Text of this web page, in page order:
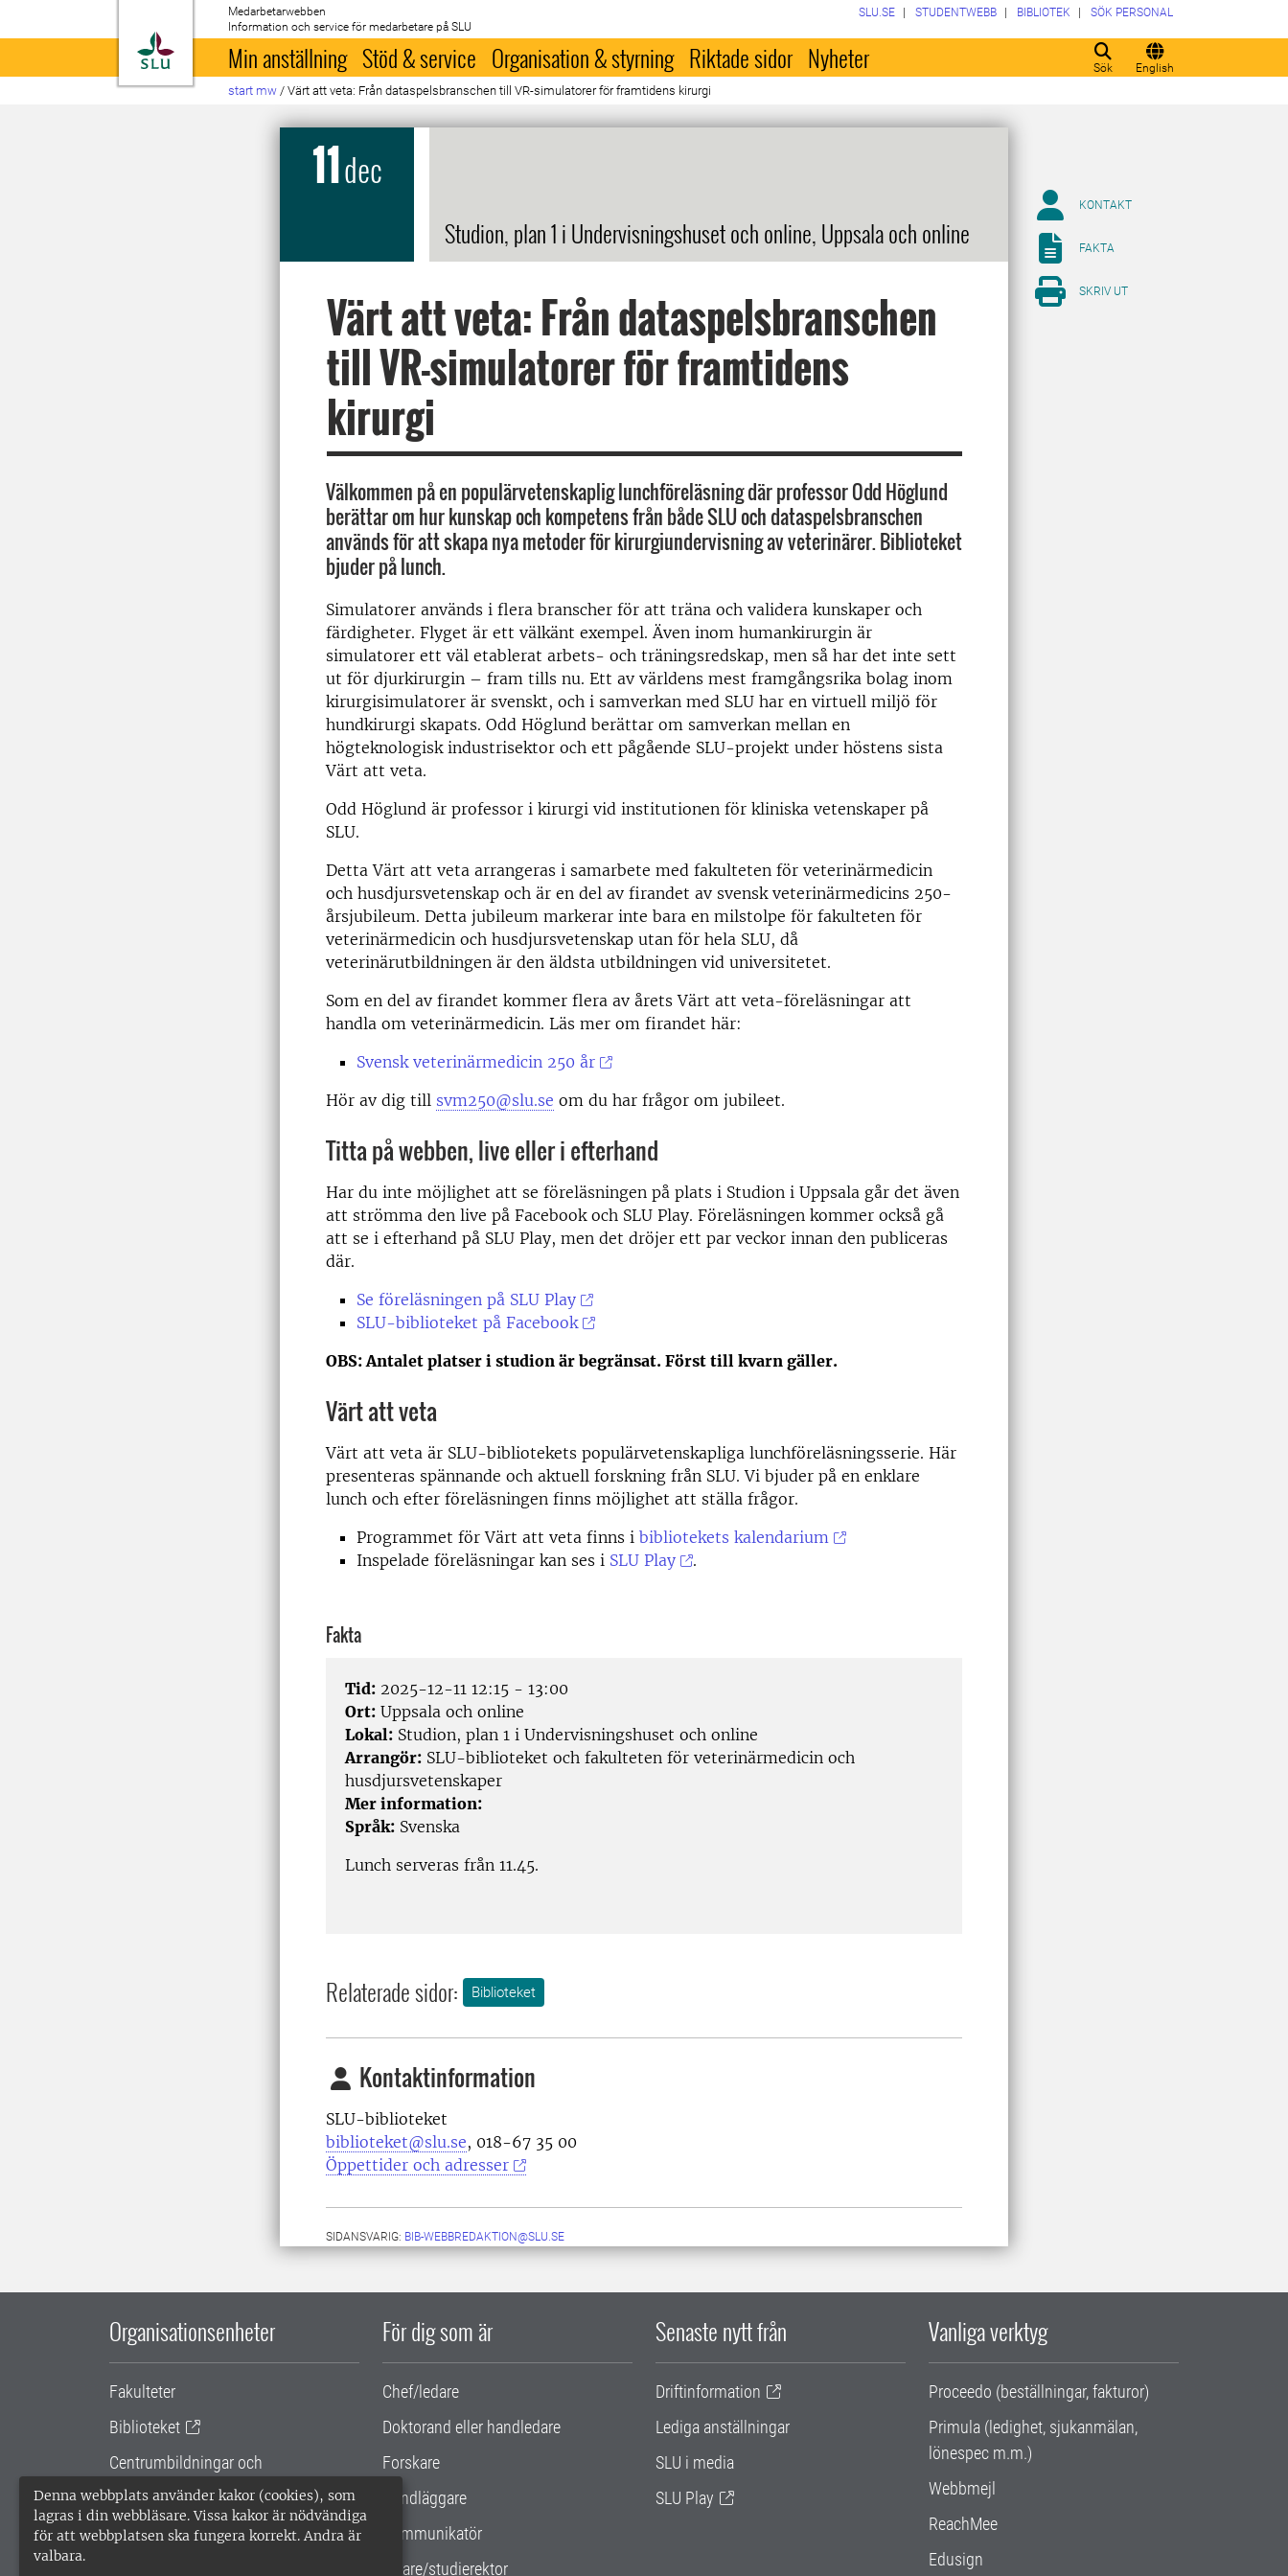
Denna webbplats använder kakor (cookies), som
lagras i din webbläsare. Vissa kakor är nödvändiga
för att webbplatsen ska fungera korrekt. Andra är
valbara.
Till startsida
Medarbetarwebben
Information och service för medarbetare på SLU
Sök English
SLU.SE STUDENTWEBB BIBLIOTEK SÖK PERSONAL
Min anställning Stöd & service Organisation & styrning Riktade sidor Nyheter
start mw / Värt att veta: Från dataspelsbranschen till VR-simulatorer för framtidens kirurgi
11dec
Studion, plan 1 i Undervisningshuset och online, Uppsala och online
Värt att veta: Från dataspelsbranschen
till VR-simulatorer för framtidens
kirurgi
Välkommen på en populärvetenskaplig lunchföreläsning där professor Odd Höglund
berättar om hur kunskap och kompetens från både SLU och dataspelsbranschen
används för att skapa nya metoder för kirurgiundervisning av veterinärer. Biblioteket
bjuder på lunch.
Simulatorer används i flera branscher för att träna och validera kunskaper och
färdigheter. Flyget är ett välkänt exempel. Även inom humankirurgin är
simulatorer ett väl etablerat arbets- och träningsredskap, men så har det inte sett
ut för djurkirurgin – fram tills nu. Ett av världens mest framgångsrika bolag inom
kirurgisimulatorer är svenskt, och i samverkan med SLU har en virtuell miljö för
hundkirurgi skapats. Odd Höglund berättar om samverkan mellan en
högteknologisk industrisektor och ett pågående SLU-projekt under höstens sista
Värt att veta.
Odd Höglund är professor i kirurgi vid institutionen för kliniska vetenskaper på
SLU.
Detta Värt att veta arrangeras i samarbete med fakulteten för veterinärmedicin
och husdjursvetenskap och är en del av firandet av svensk veterinärmedicins 250-
årsjubileum. Detta jubileum markerar inte bara en milstolpe för fakulteten för
veterinärmedicin och husdjursvetenskap utan för hela SLU, då
veterinärutbildningen är den äldsta utbildningen vid universitetet.
Som en del av firandet kommer flera av årets Värt att veta-föreläsningar att
handla om veterinärmedicin. Läs mer om firandet här:
Svensk veterinärmedicin 250 år
Hör av dig till svm250@slu.se om du har frågor om jubileet.
Titta på webben, live eller i efterhand
Har du inte möjlighet att se föreläsningen på plats i Studion i Uppsala går det även
att strömma den live på Facebook och SLU Play. Föreläsningen kommer också gå
att se i efterhand på SLU Play, men det dröjer ett par veckor innan den publiceras
där.
Se föreläsningen på SLU Play
SLU-biblioteket på Facebook
OBS: Antalet platser i studion är begränsat. Först till kvarn gäller.
Värt att veta
Värt att veta är SLU-bibliotekets populärvetenskapliga lunchföreläsningsserie. Här
presenteras spännande och aktuell forskning från SLU. Vi bjuder på en enklare
lunch och efter föreläsningen finns möjlighet att ställa frågor.
Programmet för Värt att veta finns i bibliotekets kalendarium
Inspelade föreläsningar kan ses i SLU Play .
Fakta
Tid: 2025-12-11 12:15 - 13:00
Ort: Uppsala och online
Lokal: Studion, plan 1 i Undervisningshuset och online
Arrangör: SLU-biblioteket och fakulteten för veterinärmedicin och
husdjursvetenskaper
Mer information:
Språk: Svenska
Lunch serveras från 11.45.
Relaterade sidor: Biblioteket
Kontaktinformation
SLU-biblioteket
biblioteket@slu.se, 018-67 35 00
Öppettider och adresser
SIDANSVARIG: BIB-WEBBREDAKTION@SLU.SE
KONTAKT
FAKTA
SKRIV UT
Organisationsenheter
Fakulteter
Biblioteket
Centrumbildningar och
samarbetsprojekt
Gemensamma verksamhetsstödet
För dig som är
Chef/ledare
Doktorand eller handledare
Forskare
Handläggare
Kommunikatör
Lärare/studierektor
Senaste nytt från
Driftinformation
Lediga anställningar
SLU i media
SLU Play
Vanliga verktyg
Proceedo (beställningar, fakturor)
Primula (ledighet, sjukanmälan,
lönespec m.m.)
Webbmejl
ReachMee
Edusign